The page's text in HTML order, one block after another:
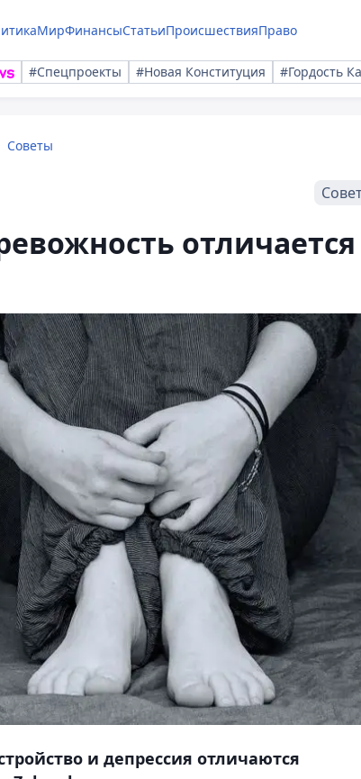
МирФинансыСтатьиПроисшествияПраво
#Спецпроекты #Новая Конституция #Гордость
Советы
отличается
и депрессия отличаются